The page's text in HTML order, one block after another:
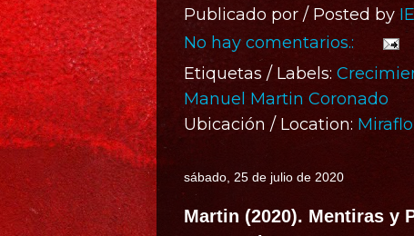
Publicado por / Posted by
No hay comentarios.:
Etiquetas / Labels:
Manuel Martin Coronado
Ubicación / Location:
sábado, 25 de julio de 2020
Martin (2020). Mentiras y